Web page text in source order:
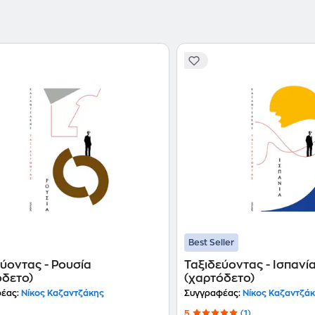
και της Πολιτείας". Το 1910 εγκαταστάθηκε με
μετάφραση έργων των Μπεργκσόν, Πλάτωνα,
στους βαλκανικούς πολέμους και υπηρέτησε
δημοτικό σχολείο με τη Γαλάτεια Αλεξίου (η
τον οποίο ταξίδεψαν στο Άγιο Όρος. Το καλοκαίρι
λιγνιτωρυχείο στη Μάνη μαζί με το μεταλλωρύχο
όπου είχε ερωτικό δεσμό με την Ελένη
Ελλήνων του Καυκάσου από τη θέση του γενικού
συναντήθηκε με τον Ελευθέριο Βενιζέλο στο
την Ελλάδα. Πήρε μέρος στο Συνέδριο των
έγραψε την Ασκητική. Το 1924, επιστρέφοντας
με την Ελένη Σαμίου. Από τον Οκτώβριο του
απεσταλμένος της εφημερίδας "Ελεύθερος
στα τέλη του 1927 μετά από πρόσκληση της
Απρίλη του 1929, ενώ με τη δημοσιογραφική του
- Ρουσία
Νίκος Καζαντζάκης
Best Seller
Ταξιδεύοντας - Ισπανία
(χαρτόδετο)
Συγγραφέας: Νίκος